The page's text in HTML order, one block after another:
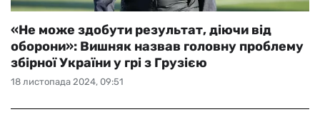
18 листопада 2024, 09:51
«Не може здобути результат, діючи від
оборони»: Вишняк назвав головну проблему
збірної України у грі з Грузією